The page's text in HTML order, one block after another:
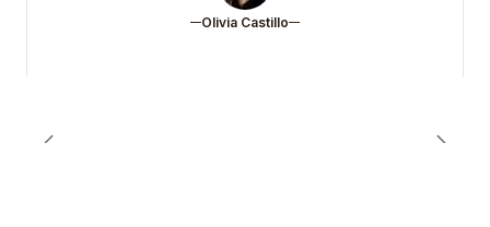
Olivia Castillo